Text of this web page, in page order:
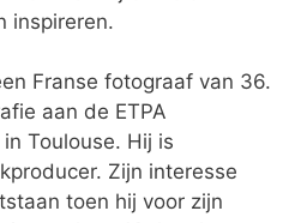
inspireren.
Franse fotograaf van 36.
aan de ETPA
Toulouse. Hij is
Zijn interesse
toen hij voor zijn